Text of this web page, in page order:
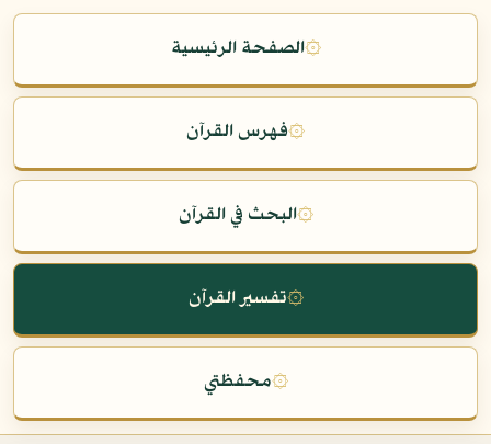
۞الصفحة الرئيسية
۞فهرس القرآن
۞البحث في القرآن
۞تفسير القرآن
۞محفظتي